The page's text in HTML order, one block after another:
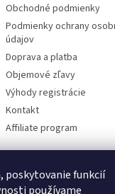
poskytovanie funkcií
používame
Obchodné podmienky
Podmienky ochrany
údajov
Doprava a platba
Objemové zľavy
Výhody registrácie
Kontakt
Affiliate program